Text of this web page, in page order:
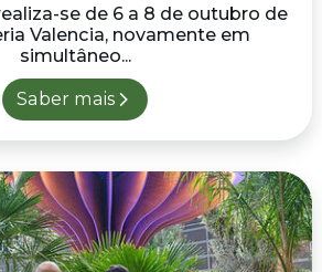
se de 6 a 8 de outubro de
Valencia, novamente em
simultâneo...
Saber mais